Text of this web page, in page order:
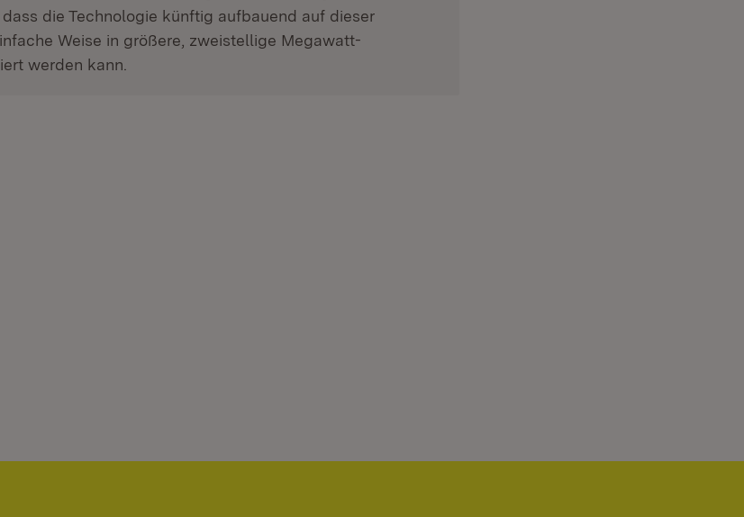
die Technologie künftig aufbauend auf dieser
Weise in größere, zweistellige Megawatt-
werden kann.